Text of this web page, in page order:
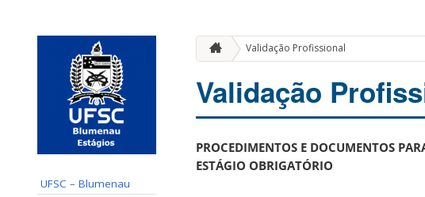
UFSC – Blumenau
Validação Profissional
Validação
PROCEDIMENTOS E DOCUMENTOS
ESTÁGIO OBRIGATÓRIO